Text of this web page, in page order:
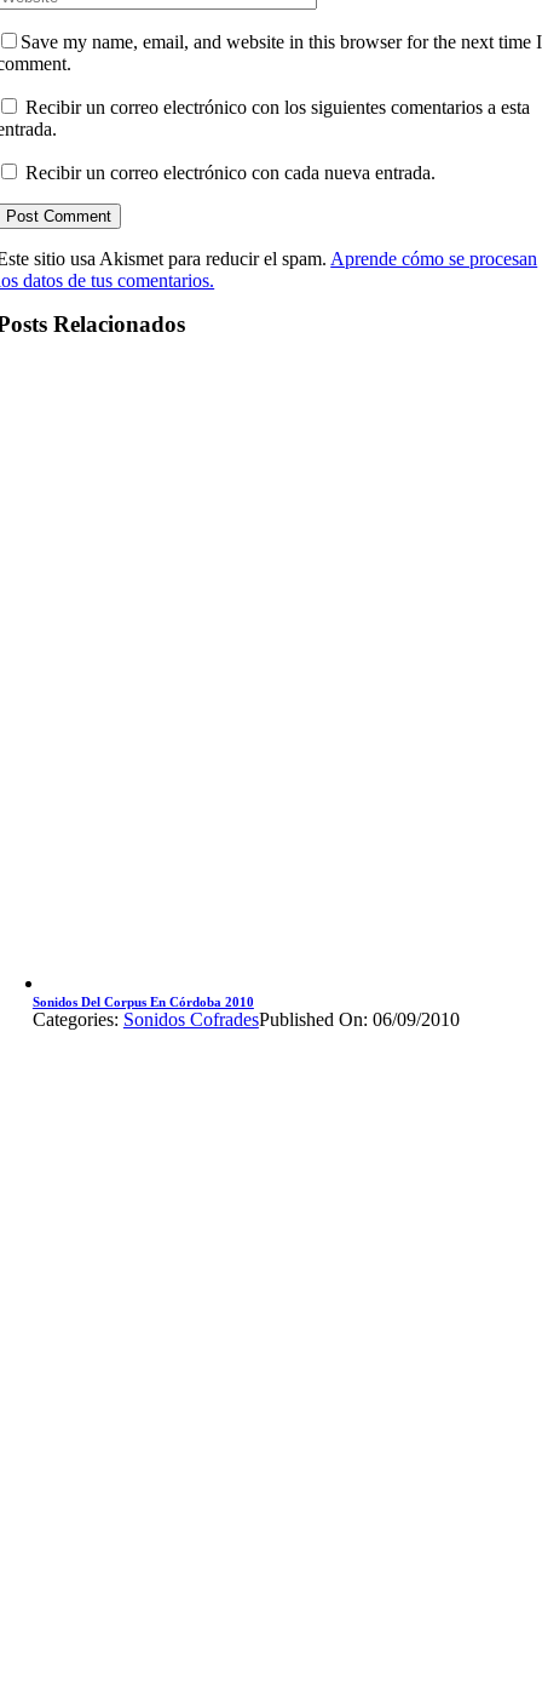
Save my name, email, and website in this browser for the next time I
Recibir un correo electrónico con los siguientes comentarios a esta
Recibir un correo electrónico con cada nueva entrada.
sitio usa Akismet para reducir el spam.Aprende cómo se procesan
datos de tus comentarios.
Relacionados
Sonidos Del Corpus En Córdoba 2010
Categories: Sonidos CofradesPublished On: 06/09/2010